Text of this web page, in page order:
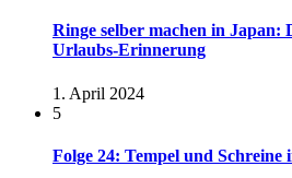
Ringe selber machen in Japan:
Urlaubs-Erinnerung
1. April 2024
5
Folge 24: Tempel und Schreine